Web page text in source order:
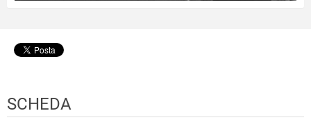
SCHEDA